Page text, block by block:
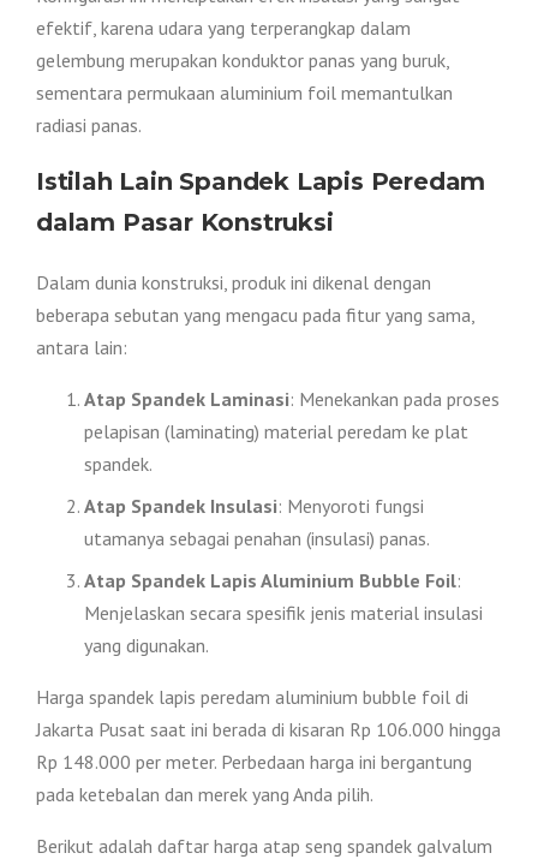
efektif, karena udara yang terperangkap dalam
gelembung merupakan konduktor panas yang buruk,
sementara permukaan aluminium foil memantulkan
radiasi panas.
Istilah Lain Spandek Lapis Peredam
dalam Pasar Konstruksi
Dalam dunia konstruksi, produk ini dikenal dengan
beberapa sebutan yang mengacu pada fitur yang sama,
antara lain:
Atap Spandek Laminasi: Menekankan pada proses
pelapisan (laminating) material peredam ke plat
spandek.
Atap Spandek Insulasi: Menyoroti fungsi
utamanya sebagai penahan (insulasi) panas.
Atap Spandek Lapis Aluminium Bubble Foil:
Menjelaskan secara spesifik jenis material insulasi
yang digunakan.
Harga spandek lapis peredam aluminium bubble foil di
Jakarta Pusat saat ini berada di kisaran Rp 106.000 hingga
Rp 148.000 per meter. Perbedaan harga ini bergantung
pada ketebalan dan merek yang Anda pilih.
Berikut adalah daftar harga atap seng spandek galvalum